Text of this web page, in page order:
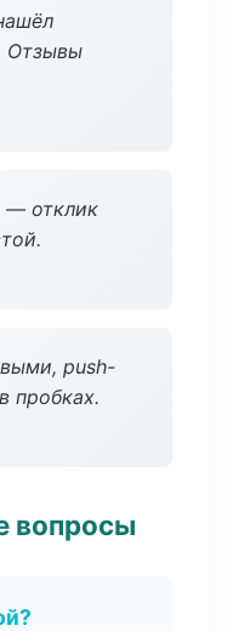
Отзывы
— отклик
push-
пробках.
вопросы